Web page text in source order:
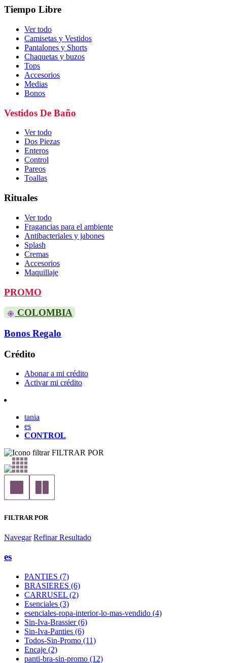
Tiempo Libre
Ver todo
Camisetas y Vestidos
Pantalones y Shorts
Chaquetas y buzos
Tops
Accesorios
Medias
Bonos
Vestidos De Baño
Ver todo
Dos Piezas
Enteros
Control
Pareos
Toallas
Rituales
Ver todo
Fragancias para el ambiente
Antibacteriales y jabones
Splash
Cremas
Accesorios
Maquillaje
PROMO
COLOMBIA
Bonos Regalo
Crédito
Abonar a mi crédito
Activar mi crédito
tania
es
CONTROL
FILTRAR POR
FILTRAR POR
Navegar Refinar Resultado
es
PANTIES (7)
BRASIERES (6)
CARRUSEL (2)
Esenciales (3)
esenciales-ropa-interior-lo-mas-vendido (4)
Sin-Iva-Brassier (6)
Sin-Iva-Panties (6)
Todos-Sin-Promo (11)
Encaje (2)
panti-bra-sin-promo (12)